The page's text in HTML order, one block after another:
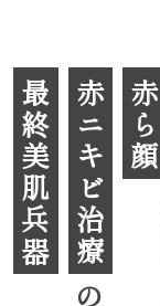
赤ら顔
赤ニキビ治療
の
最終美肌兵器